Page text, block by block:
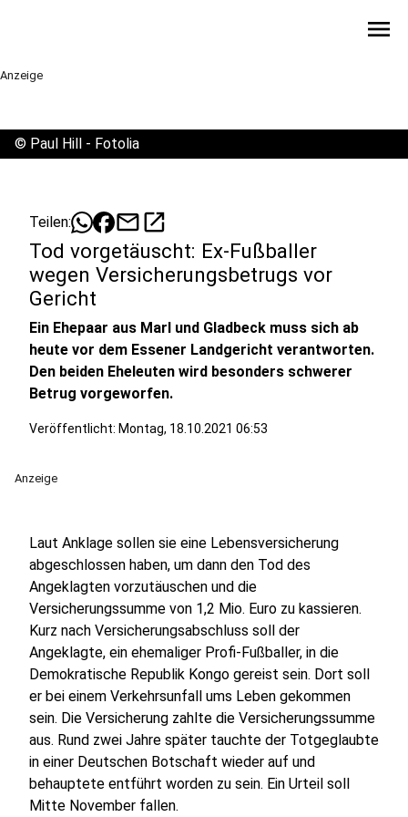
menu
Anzeige
© Paul Hill - Fotolia
Teilen: mailopen_in_new
Tod vorgetäuscht: Ex-Fußballer
wegen Versicherungsbetrugs vor
Gericht
Ein Ehepaar aus Marl und Gladbeck muss sich ab
heute vor dem Essener Landgericht verantworten.
Den beiden Eheleuten wird besonders schwerer
Betrug vorgeworfen.
Veröffentlicht: Montag, 18.10.2021 06:53
Anzeige
Laut Anklage sollen sie eine Lebensversicherung
abgeschlossen haben, um dann den Tod des
Angeklagten vorzutäuschen und die
Versicherungssumme von 1,2 Mio. Euro zu kassieren.
Kurz nach Versicherungsabschluss soll der
Angeklagte, ein ehemaliger Profi-Fußballer, in die
Demokratische Republik Kongo gereist sein. Dort soll
er bei einem Verkehrsunfall ums Leben gekommen
sein. Die Versicherung zahlte die Versicherungssumme
aus. Rund zwei Jahre später tauchte der Totgeglaubte
in einer Deutschen Botschaft wieder auf und
behauptete entführt worden zu sein. Ein Urteil soll
Mitte November fallen.